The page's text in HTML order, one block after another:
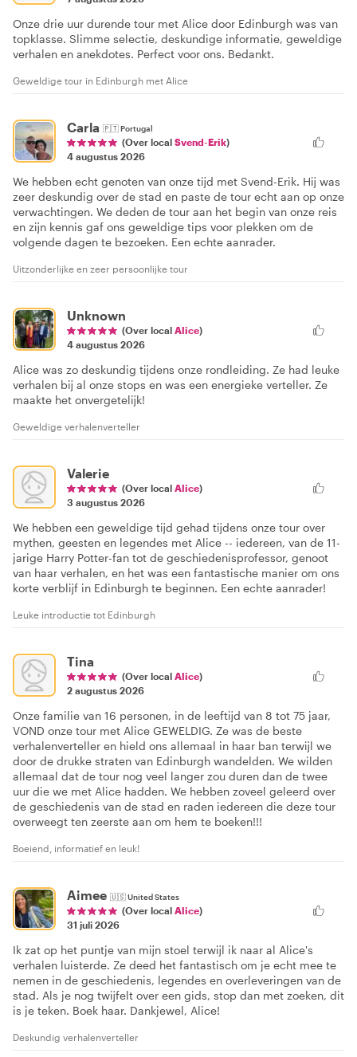
Onze drie uur durende tour met Alice door Edinburgh was van
topklasse. Slimme selectie, deskundige informatie, geweldige
verhalen en anekdotes. Perfect voor ons. Bedankt.
Geweldige tour in Edinburgh met Alice
Carla 🇵🇹Portugal
(Over local Svend-Erik)
4 augustus 2026
We hebben echt genoten van onze tijd met Svend-Erik. Hij was
zeer deskundig over de stad en paste de tour echt aan op onze
verwachtingen. We deden de tour aan het begin van onze reis
en zijn kennis gaf ons geweldige tips voor plekken om de
volgende dagen te bezoeken. Een echte aanrader.
Uitzonderlijke en zeer persoonlijke tour
Unknown
(Over local Alice)
4 augustus 2026
Alice was zo deskundig tijdens onze rondleiding. Ze had leuke
verhalen bij al onze stops en was een energieke verteller. Ze
maakte het onvergetelijk!
Geweldige verhalenverteller
Valerie
(Over local Alice)
3 augustus 2026
We hebben een geweldige tijd gehad tijdens onze tour over
mythen, geesten en legendes met Alice -- iedereen, van de 11-
jarige Harry Potter-fan tot de geschiedenisprofessor, genoot
van haar verhalen, en het was een fantastische manier om ons
korte verblijf in Edinburgh te beginnen. Een echte aanrader!
Leuke introductie tot Edinburgh
Tina
(Over local Alice)
2 augustus 2026
Onze familie van 16 personen, in de leeftijd van 8 tot 75 jaar,
VOND onze tour met Alice GEWELDIG. Ze was de beste
verhalenverteller en hield ons allemaal in haar ban terwijl we
door de drukke straten van Edinburgh wandelden. We wilden
allemaal dat de tour nog veel langer zou duren dan de twee
uur die we met Alice hadden. We hebben zoveel geleerd over
de geschiedenis van de stad en raden iedereen die deze tour
overweegt ten zeerste aan om hem te boeken!!!
Boeiend, informatief en leuk!
Aimee 🇺🇸United States
(Over local Alice)
31 juli 2026
Ik zat op het puntje van mijn stoel terwijl ik naar al Alice's
verhalen luisterde. Ze deed het fantastisch om je echt mee te
nemen in de geschiedenis, legendes en overleveringen van de
stad. Als je nog twijfelt over een gids, stop dan met zoeken, dit
is je teken. Boek haar. Dankjewel, Alice!
Deskundig verhalenverteller